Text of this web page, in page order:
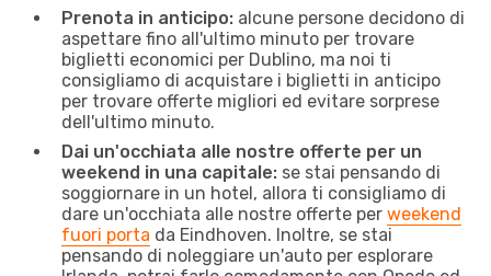
Prenota in anticipo: alcune persone decidono di
aspettare fino all'ultimo minuto per trovare
biglietti economici per Dublino, ma noi ti
consigliamo di acquistare i biglietti in anticipo
per trovare offerte migliori ed evitare sorprese
dell'ultimo minuto.
Dai un'occhiata alle nostre offerte per un
weekend in una capitale: se stai pensando di
soggiornare in un hotel, allora ti consigliamo di
dare un'occhiata alle nostre offerte per weekend
fuori porta da Eindhoven. Inoltre, se stai
pensando di noleggiare un'auto per esplorare